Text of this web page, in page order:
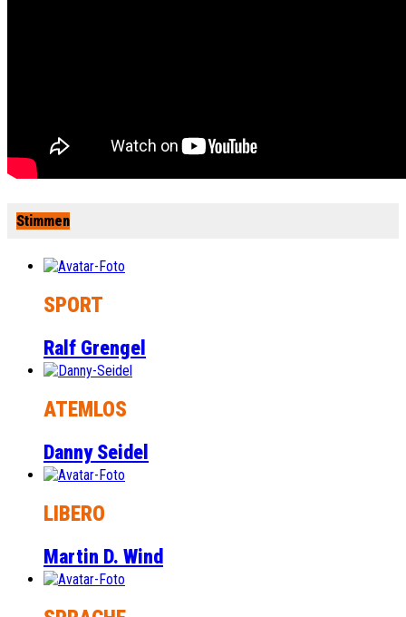
Stimmen
SPORT
Ralf Grengel
ATEMLOS
Danny Seidel
LIBERO
Martin D. Wind